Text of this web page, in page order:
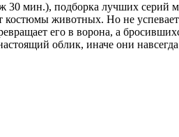
30 мин.), подборка лучших
животных. Но не
его в ворона, а
облик, иначе они